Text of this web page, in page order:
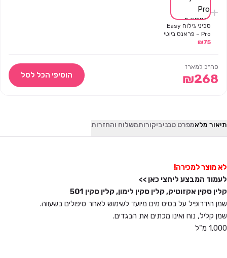
+
סכיני גילוח Easy
Pro – פראנס ביוטי
₪75
סה״כ למארז
₪268 הוסיפי הכל לסל
תיאור מלאמפרט טכניביקורותמשלוח והחזרות
לא מוצר למכירה!
לעמוד המבצע ליחצי כאן >>
קלין סקין אקזוטיק, קלין סקין לימון, קלין סקין 501
שמן הידרופיל על בסיס מים מיועד לשימוש לאחר טיפולים בשעווה.
שמן קליל, נוח ואינו מכתים את הבגדים.
1,000 מ"ל